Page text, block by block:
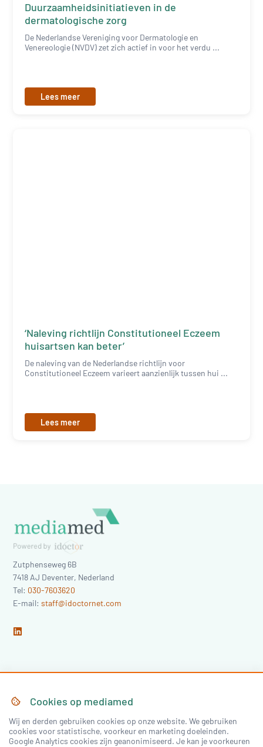
Duurzaamheidsinitiatieven in de
dermatologische zorg
De Nederlandse Vereniging voor Dermatologie en
Venereologie (NVDV) zet zich actief in voor het verdu ...
Lees meer
‘Naleving richtlijn Constitutioneel Eczeem
huisartsen kan beter’
De naleving van de Nederlandse richtlijn voor
Constitutioneel Eczeem varieert aanzienlijk tussen hui ...
Lees meer
Zutphenseweg 6B
7418 AJ Deventer, Nederland
Tel: 030-7603620
E-mail:staff@idoctornet.com
Home
Nascholing Nieuws & Artikelen
Cookies op mediamed
Wij en derden gebruiken cookies op onze website. We gebruiken
cookies voor statistische, voorkeur en marketing doeleinden.
Google Analytics cookies zijn geanonimiseerd. Je kan je voorkeuren